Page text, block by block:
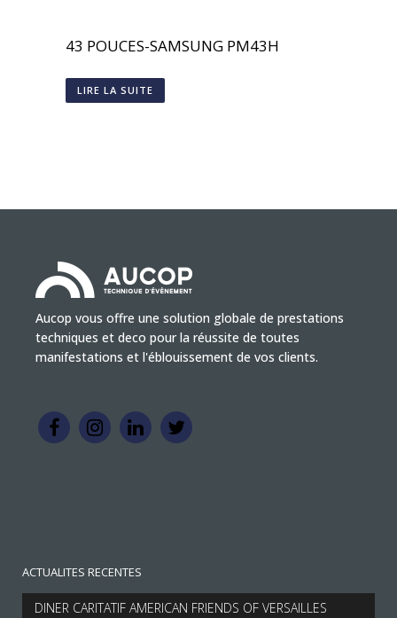
43 POUCES-SAMSUNG PM43H
LIRE LA SUITE
Aucop vous offre une solution globale de prestations
techniques et deco pour la réussite de toutes
manifestations et l'éblouissement de vos clients.
ACTUALITES RECENTES
DINER CARITATIF AMERICAN FRIENDS OF VERSAILLES